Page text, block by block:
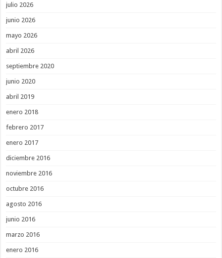
julio 2026
junio 2026
mayo 2026
abril 2026
septiembre 2020
junio 2020
abril 2019
enero 2018
febrero 2017
enero 2017
diciembre 2016
noviembre 2016
octubre 2016
agosto 2016
junio 2016
marzo 2016
enero 2016